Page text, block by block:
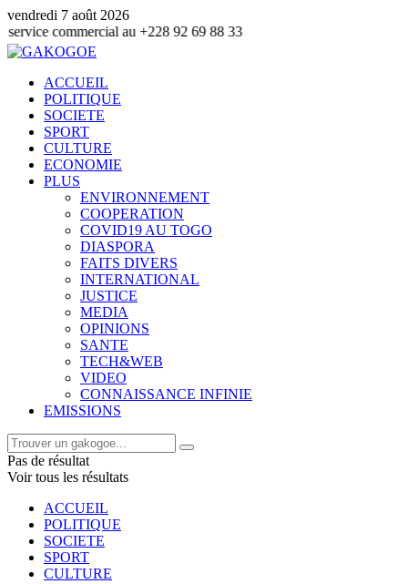
vendredi 7 août 2026
au +228 92 69 88 33
ACCUEIL
POLITIQUE
SOCIETE
SPORT
CULTURE
ECONOMIE
PLUS
ENVIRONNEMENT
COOPERATION
COVID19 AU TOGO
DIASPORA
FAITS DIVERS
INTERNATIONAL
JUSTICE
MEDIA
OPINIONS
SANTE
TECH&WEB
VIDEO
CONNAISSANCE INFINIE
EMISSIONS
Pas de résultat
Voir tous les résultats
ACCUEIL
POLITIQUE
SOCIETE
SPORT
CULTURE